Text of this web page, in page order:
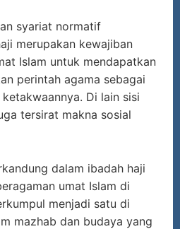
syariat normatif
merupakan kewajiban
Islam untuk mendapatkan
perintah agama sebagai
Di lain sisi
tersirat makna sosial
dalam ibadah haji
umat Islam di
menjadi satu di
mazhab dan budaya yang